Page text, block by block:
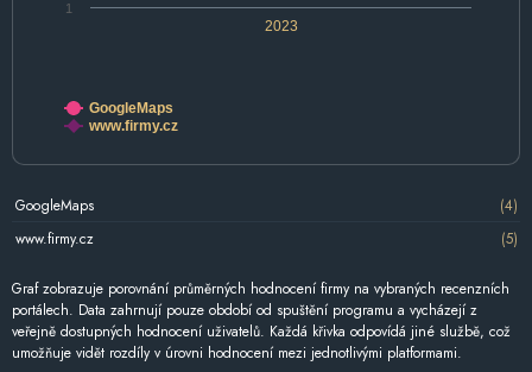
2023
1
GoogleMaps
www.firmy.cz
GoogleMaps
(4)
www.firmy.cz
(5)
Graf zobrazuje porovnání průměrných hodnocení firmy na vybraných recenzních
portálech. Data zahrnují pouze období od spuštění programu a vycházejí z
veřejně dostupných hodnocení uživatelů. Každá křivka odpovídá jiné službě, což
umožňuje vidět rozdíly v úrovni hodnocení mezi jednotlivými platformami.